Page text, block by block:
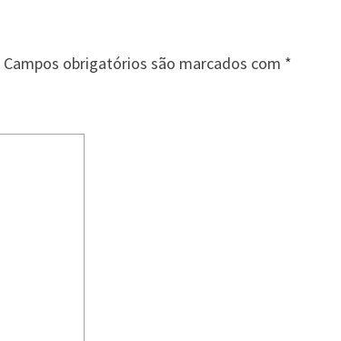
Campos obrigatórios são marcados com *